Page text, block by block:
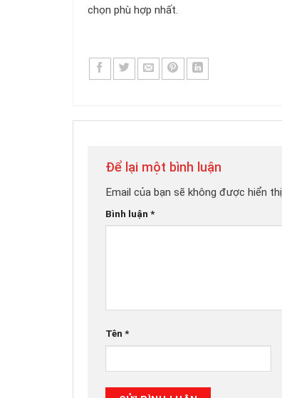
chọn phù hợp nhất.
Để lại một bình luận
Email của bạn sẽ không được hiển
Bình luận *
Tên *